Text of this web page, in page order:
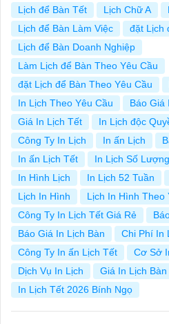
Lịch để Bàn Tết
Lịch Chữ A
Lịch để Bàn Làm Việc
đặt Lịch
Lịch để Bàn Doanh Nghiệp
Làm Lịch để Bàn Theo Yêu Cầu
đặt Lịch để Bàn Theo Yêu Cầu
In Lịch Theo Yêu Cầu
Báo Giá
Giá In Lịch Tết
In Lịch độc
Công Ty In Lịch
In ấn Lịch
In ấn Lịch Tết
In Lịch Số
In Hình Lịch
In Lịch 52 Tuần
Lịch In Hình
Lịch In Hình Theo
Công Ty In Lịch Tết Giá Rẻ
Báo Giá In Lịch Bàn
Chi Phí In
Công Ty In ấn Lịch Tết
Cơ Sở
Dịch Vụ In Lịch
Giá In Lịch Bàn
In Lịch Tết 2026 Bính Ngọ